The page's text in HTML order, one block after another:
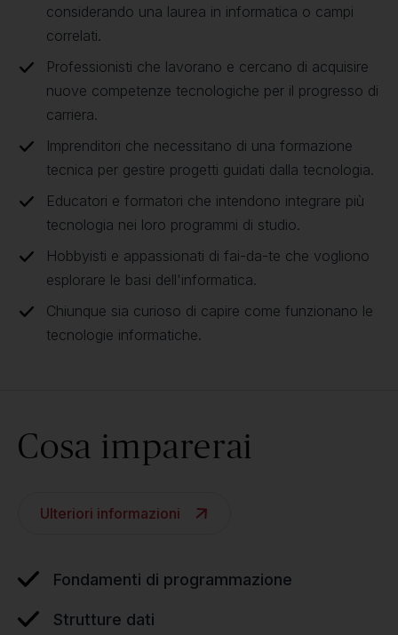
considerando una laurea in informatica o campi
correlati.
Professionisti che lavorano e cercano di acquisire
nuove competenze tecnologiche per il progresso di
carriera.
Imprenditori che necessitano di una formazione
tecnica per gestire progetti guidati dalla tecnologia.
Educatori e formatori che intendono integrare più
tecnologia nei loro programmi di studio.
Hobbyisti e appassionati di fai-da-te che vogliono
esplorare le basi dell'informatica.
Chiunque sia curioso di capire come funzionano le
tecnologie informatiche.
Cosa imparerai
Ulteriori informazioni
Fondamenti di programmazione
Strutture dati